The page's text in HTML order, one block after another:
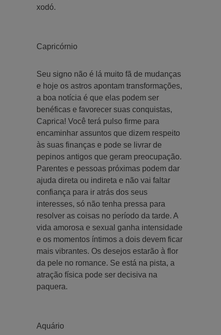
xodó.
Capricórnio
Seu signo não é lá muito fã de mudanças
e hoje os astros apontam transformações,
a boa notícia é que elas podem ser
benéficas e favorecer suas conquistas,
Caprica! Você terá pulso firme para
encaminhar assuntos que dizem respeito
às suas finanças e pode se livrar de
pepinos antigos que geram preocupação.
Parentes e pessoas próximas podem dar
ajuda direta ou indireta e não vai faltar
confiança para ir atrás dos seus
interesses, só não tenha pressa para
resolver as coisas no período da tarde. A
vida amorosa e sexual ganha intensidade
e os momentos íntimos a dois devem ficar
mais vibrantes. Os desejos estarão à flor
da pele no romance. Se está na pista, a
atração física pode ser decisiva na
paquera.
Aquário